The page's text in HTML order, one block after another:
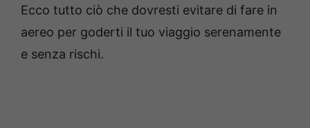
Ecco tutto ciò che dovresti evitare di fare in
aereo per goderti il tuo viaggio serenamente
e senza rischi.